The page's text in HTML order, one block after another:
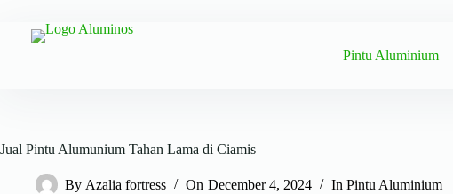
Pintu Aluminium
Jual Pintu Alumunium Tahan Lama di Ciamis
By Azalia fortress On December 4, 2024 In Pintu Aluminium